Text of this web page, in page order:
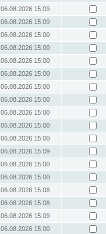
06.08.2026 15:09
06.08.2026 15:09
06.08.2026 15:00
06.08.2026 15:00
06.08.2026 15:00
06.08.2026 15:00
06.08.2026 15:00
06.08.2026 15:00
06.08.2026 15:00
06.08.2026 15:00
06.08.2026 15:00
06.08.2026 15:09
06.08.2026 15:00
06.08.2026 15:00
06.08.2026 15:08
06.08.2026 15:08
06.08.2026 15:09
06.08.2026 15:00